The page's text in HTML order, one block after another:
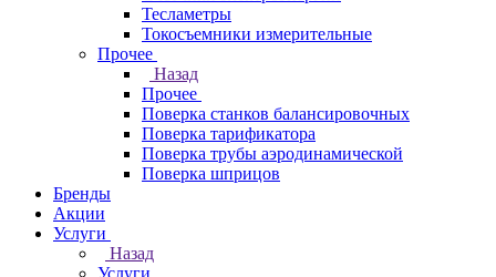
Тесламетры
Токосъемники измерительные
Прочее
Назад
Прочее
Поверка станков балансировочных
Поверка тарификатора
Поверка трубы аэродинамической
Поверка шприцов
Бренды
Акции
Услуги
Назад
Услуги